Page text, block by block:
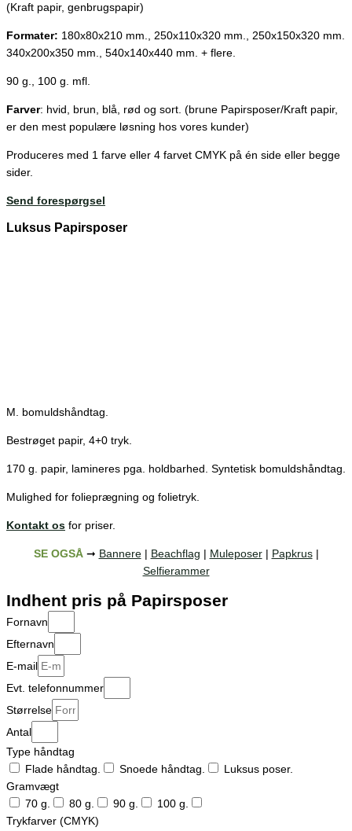
(Kraft papir, genbrugspapir)
Formater: 180x80x210 mm., 250x110x320 mm., 250x150x320 mm.
340x200x350 mm., 540x140x440 mm. + flere.
90 g., 100 g. mfl.
Farver: hvid, brun, blå, rød og sort. (brune Papirsposer/Kraft papir,
er den mest populære løsning hos vores kunder)
Produceres med 1 farve eller 4 farvet CMYK på én side eller begge
sider.
Send forespørgsel
Luksus Papirsposer
M. bomuldshåndtag.
Bestrøget papir, 4+0 tryk.
170 g. papir, lamineres pga. holdbarhed. Syntetisk bomuldshåndtag.
Mulighed for folieprægning og folietryk.
Kontakt os for priser.
SE OGSÅ➞ Bannere| Beachflag | Muleposer| Papkrus|
Selfierammer
Indhent pris på Papirsposer
Fornavn
Efternavn
E-mail
Evt. telefonnummer
Størrelse
Antal
Type håndtag
Flade håndtag.
Snoede håndtag.
Luksus poser.
Gramvægt
70 g.
80 g. 90 g.
100 g.
Trykfarver (CMYK)